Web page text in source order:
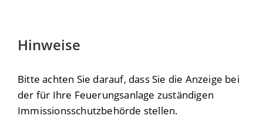
Hinweise
Bitte achten Sie darauf, dass Sie die Anzeige bei
der für Ihre Feuerungsanlage zuständigen
Immissionsschutzbehörde stellen.